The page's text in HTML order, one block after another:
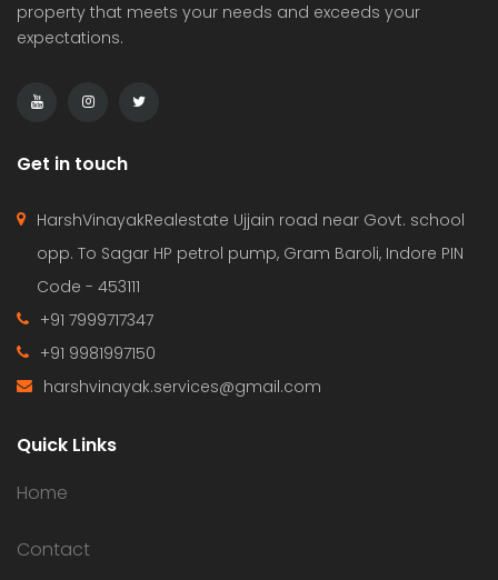
property that meets your needs and exceeds your
expectations.
Get in touch
HarshVinayakRealestate Ujjain road near Govt. school
opp. To Sagar HP petrol pump, Gram Baroli, Indore PIN
Code - 453111
+91 7999717347
+91 9981997150
harshvinayak.services@gmail.com
Quick Links
Home
Contact